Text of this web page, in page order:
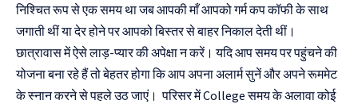
निश्चित रूप से एक समय था जब आपकी माँ आपको गर्म कप कॉफी के साथ
जगाती थीं या देर होने पर आपको बिस्तर से बाहर निकाल देती थीं।
छात्रावास में ऐसे लाड़-प्यार की अपेक्षा न करें। यदि आप समय पर पहुंचने की
योजना बना रहे हैं तो बेहतर होगा कि आप अपना अलार्म सुनें और अपने रूममेट
के स्नान करने से पहले उठ जाएं। परिसर में College समय के अलावा कोई